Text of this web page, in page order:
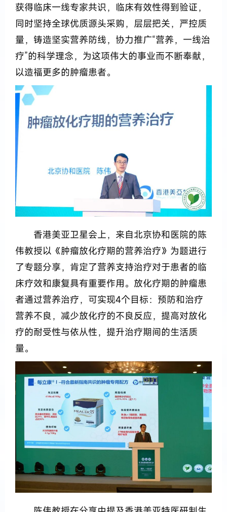
获得临床一线专家共识，临床有效性得到验证，
同时坚持全球优质源头采购，层层把关，严控质
量，铸造坚实营养防线，协力推广“营养，一线治
疗”的科学理念，为这项伟大的事业而不断奉献，
以造福更多的肿瘤患者。
香港美亚卫星会上，来自北京协和医院的陈
伟教授以《肿瘤放化疗期的营养治疗》为题进行
了专题分享，肯定了营养支持治疗对于患者的临
床疗效和康复具有重要作用。放化疗期的肿瘤患
者通过营养治疗，可实现4个目标：预防和治疗
营养不良，减少放化疗的不良反应，提高对放化
疗的耐受性与依从性，提升治疗期间的生活质
量。